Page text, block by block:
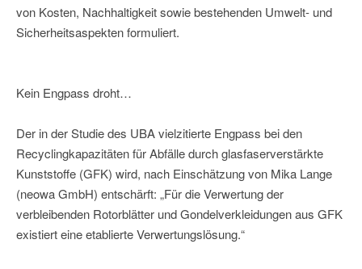
von Kosten, Nachhaltigkeit sowie bestehenden Umwelt- und
Sicherheitsaspekten formuliert.
Kein Engpass droht…
Der in der Studie des UBA vielzitierte Engpass bei den
Recyclingkapazitäten für Abfälle durch glasfaserverstärkte
Kunststoffe (GFK) wird, nach Einschätzung von Mika Lange
(neowa GmbH) entschärft: „Für die Verwertung der
verbleibenden Rotorblätter und Gondelverkleidungen aus GFK
existiert eine etablierte Verwertungslösung.“